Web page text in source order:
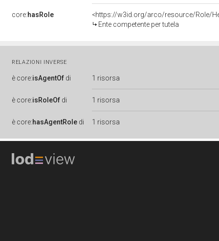
core:hasRole
<https://w3id.org/arco/resource/Role/
Ente competente per tutela
RELAZIONI INVERSE
è core:isAgentOf di 1 risorsa
è core:isRoleOf di 1 risorsa
è core:hasAgentRole di 1 risorsa